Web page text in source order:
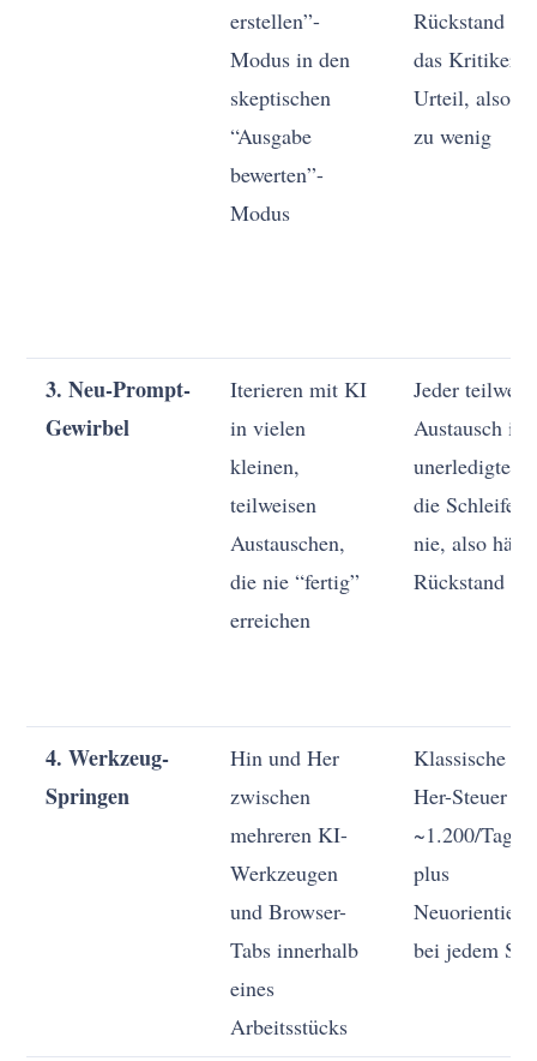
erstellen”-
Modus in den
skeptischen
“Ausgabe
bewerten”-
Modus
Rückstand
das Kritiker-
Urteil, also
zu wenig
3. Neu-Prompt-
Gewirbel
Iterieren mit KI
in vielen
kleinen,
teilweisen
Austauschen,
die nie “fertig”
erreichen
Jeder
Austausch ist
unerledigte
die Schleife
nie, also
Rückstand
4. Werkzeug-
Springen
Hin und Her
zwischen
mehreren KI-
Werkzeugen
und Browser-
Tabs innerhalb
eines
Arbeitsstücks
Klassische
Her-Steuer
~1.200/Tag-
plus
bei jedem